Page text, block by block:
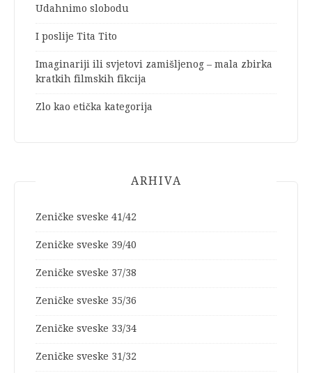
Udahnimo slobodu
I poslije Tita Tito
Imaginariji ili svjetovi zamišljenog – mala zbirka
kratkih filmskih fikcija
Zlo kao etička kategorija
ARHIVA
Zeničke sveske 41/42
Zeničke sveske 39/40
Zeničke sveske 37/38
Zeničke sveske 35/36
Zeničke sveske 33/34
Zeničke sveske 31/32